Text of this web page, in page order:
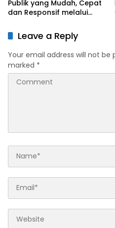
Publik yang Mudah, Cepat
dan Responsif melalui
Leave a Reply
Your email address will not be
marked *